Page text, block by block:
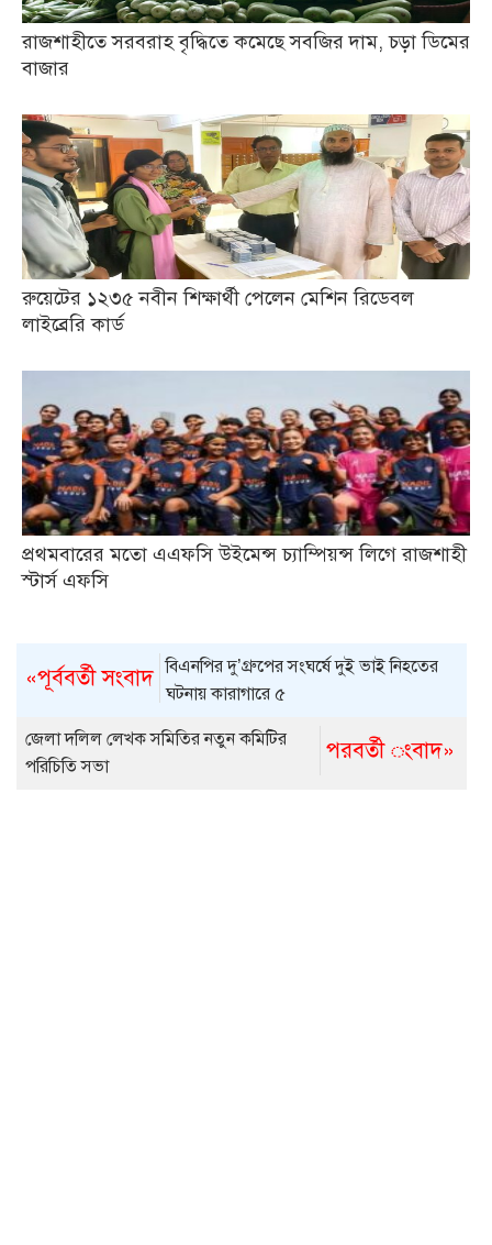
রাজশাহীতে সরবরাহ বৃদ্ধিতে কমেছে সবজির দাম, চড়া ডিমের
বাজার
রুয়েটের ১২৩৫ নবীন শিক্ষার্থী পেলেন মেশিন রিডেবল
লাইব্রেরি কার্ড
প্রথমবারের মতো এএফসি উইমেন্স চ্যাম্পিয়ন্স লিগে রাজশাহী
স্টার্স এফসি
«পূর্ববর্তী সংবাদ বিএনপির দু’গ্রুপের সংঘর্ষে দুই ভাই নিহতের
ঘটনায় কারাগারে ৫
পরবর্তী ংবাদ»
জেলা দলিল লেখক সমিতির নতুন কমিটির
পরিচিতি সভা